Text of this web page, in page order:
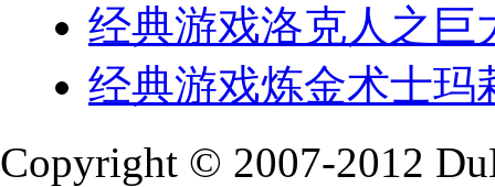
经典游戏洛克人之巨
经典游戏炼金术士玛
Copyright © 2007-2012